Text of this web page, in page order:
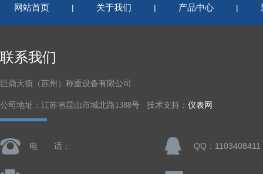
网站首页 | 关于我们 | 产品中心 |
联系我们
巨鼎天衡（苏州）称重设备有限公司
公司地址：江苏省昆山市城北路1388号 技术支持： 仪表网
电 话： QQ：1103408411